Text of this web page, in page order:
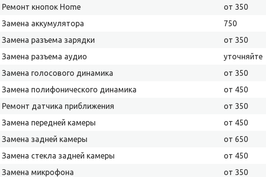
Ремонт кнопок Home
от 350
Замена аккумулятора
750
Замена разъема зарядки
от 350
Замена разъема аудио
уточняйте
Замена голосового динамика
от 350
Замена полифонического динамика
от 450
Ремонт датчика приближения
от 350
Замена передней камеры
от 450
Замена задней камеры
от 650
Замена стекла задней камеры
от 450
Замена микрофона
от 350